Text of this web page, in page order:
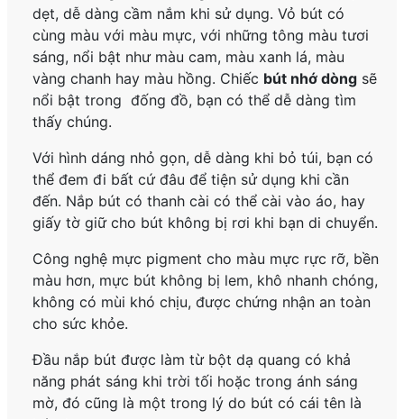
dẹt, dễ dàng cầm nắm khi sử dụng. Vỏ bút có
cùng màu với màu mực, với những tông màu tươi
sáng, nổi bật như màu cam, màu xanh lá, màu
vàng chanh hay màu hồng. Chiếc bút nhớ dòng sẽ
nổi bật trong đống đồ, bạn có thể dễ dàng tìm
thấy chúng.
Với hình dáng nhỏ gọn, dễ dàng khi bỏ túi, bạn có
thể đem đi bất cứ đâu để tiện sử dụng khi cần
đến. Nắp bút có thanh cài có thể cài vào áo, hay
giấy tờ giữ cho bút không bị rơi khi bạn di chuyển.
Công nghệ mực pigment cho màu mực rực rỡ, bền
màu hơn, mực bút không bị lem, khô nhanh chóng,
không có mùi khó chịu, được chứng nhận an toàn
cho sức khỏe.
Đầu nắp bút được làm từ bột dạ quang có khả
năng phát sáng khi trời tối hoặc trong ánh sáng
mờ, đó cũng là một trong lý do bút có cái tên là